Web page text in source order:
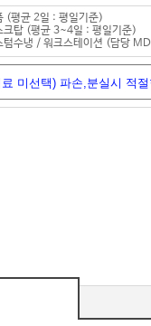
(평균 2일 : 평일기준)
크탑 (평균 3~4일 : 평일기준)
텀수냉 / 워크스테이션 (담당